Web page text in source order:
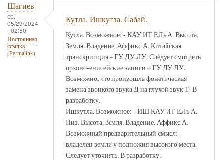
Шагиев
ср,
05/29/2024
- 02:50
Постоянная
ссылка
(Permalink)
Кутла. Ишкутла. Сабай.
Кутла. Возможное: - КАУ ИТ ЕЛь А. Высота.
Земля. Владение. Аффикс А. Китайская
транскрипция – ГУ ДУ ЛУ. Следует смотреть
орхоно-енисейские записи о ГУ ДУ ЛУ.
Возможно, что произошла фонетическая
замена звонкого звука Д на глухой звук Т. В
разработку.
Ишкутла. Возможное: - ИШ КАУ ИТ ЕЛь А.
Низ. Высота. Земля. Владение. Аффикс А.
Возможный предварительный смысл: -
владелец земли у подножия высокого места.
Следует уточнять. В разработку.